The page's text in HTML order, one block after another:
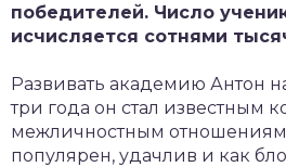
победителей. Число
исчисляется сотнями
Развивать академию Антон
три года он стал известным
межличностным
популярен, удачлив и как